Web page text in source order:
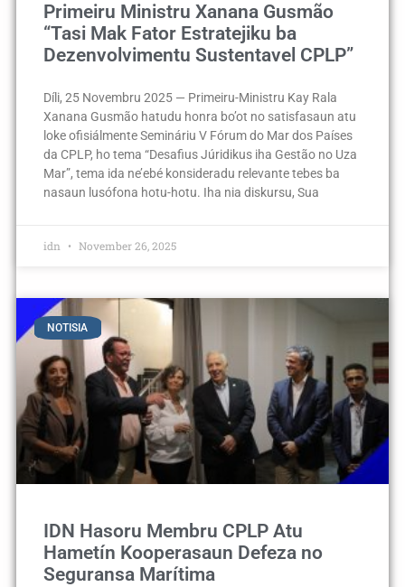
Primeiru Ministru Xanana Gusmão
“Tasi Mak Fator Estratejiku ba
Dezenvolvimentu Sustentavel CPLP”
Díli, 25 Novembru 2025 — Primeiru-Ministru Kay Rala
Xanana Gusmão hatudu honra bo’ot no satisfasaun atu
loke ofisiálmente Semináriu V Fórum do Mar dos Países
da CPLP, ho tema “Desafius Júridikus iha Gestão no Uza
Mar”, tema ida ne’ebé konsideradu relevante tebes ba
nasaun lusófona hotu-hotu. Iha nia diskursu, Sua
idn November 26, 2025
NOTISIA
IDN Hasoru Membru CPLP Atu
Hametín Kooperasaun Defeza no
Seguransa Marítima